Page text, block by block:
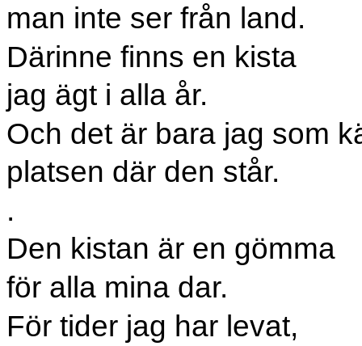
man inte ser från land.
Därinne finns en kista
jag ägt i alla år.
Och det är bara jag som
platsen där den står.
.
Den kistan är en gömma
för alla mina dar.
För tider jag har levat,